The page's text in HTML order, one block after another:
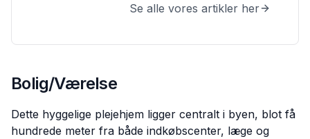
Se alle vores artikler her
Bolig/Værelse
Dette hyggelige plejehjem ligger centralt i byen, blot få
hundrede meter fra både indkøbscenter, læge og